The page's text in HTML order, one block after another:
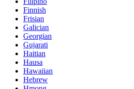
Finnish
Frisian
Galician
Georgian
Gujarati
Haitian
Hausa
Hawaiian
Hebrew